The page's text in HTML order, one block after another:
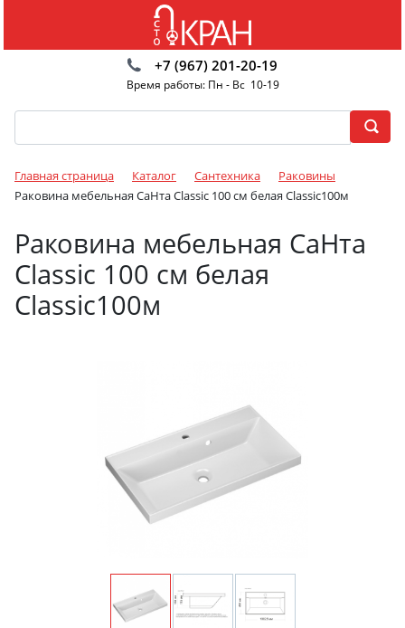
+7 (967) 201-20-19
Время работы: Пн - Вс 10-19
Главная страница Каталог Сантехника
Раковины
Раковина мебельная СаНта Classic 100 см белая Classic100м
Раковина мебельная СаНта
Classic 100 см белая
Classic100м